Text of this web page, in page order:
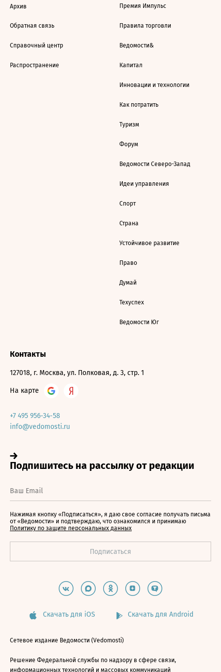
Архив
Обратная связь
Справочный центр
Распространение
Премия Импульс
Правила торговли
Ведомости&
Капитал
Инновации и технологии
Как потратить
Туризм
Форум
Ведомости Северо-Запад
Идеи управления
Спорт
Страна
Устойчивое развитие
Право
Думай
Техуспех
Ведомости Юг
Контакты
127018, г. Москва, ул. Полковая, д. 3, стр. 1
На карте
+7 495 956-34-58
info@vedomosti.ru
Нажимая кнопку «Подписаться», я даю свое согласие получать письма
от «Ведомости» и подтверждаю, что ознакомился и принимаю
Политику по защите персональных данных
Скачать для iOS Скачать для Android
Сетевое издание Ведомости (Vedomosti)
Решение Федеральной службы по надзору в сфере связи,
информационных технологий и массовых коммуникаций